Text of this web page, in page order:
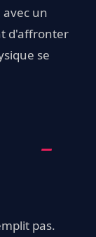
un
d'affronter
se
pas.